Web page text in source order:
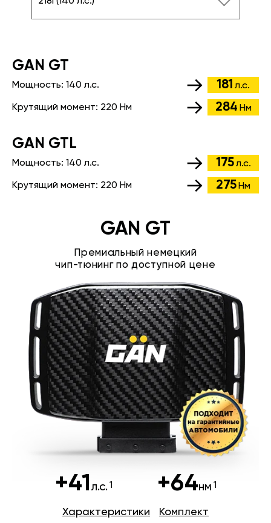
GАN GT
Мощность: 140 л.с. 181 л.с.
Крутящий момент: 220 Нм 284 Нм
GАN GTL
Мощность: 140 л.с. 175 л.с.
Крутящий момент: 220 Нм 275 Нм
GAN GT
Премиальный немецкий
чип-тюнинг по доступной цене
+41 л.с. +64нм
Характеристики Комплект